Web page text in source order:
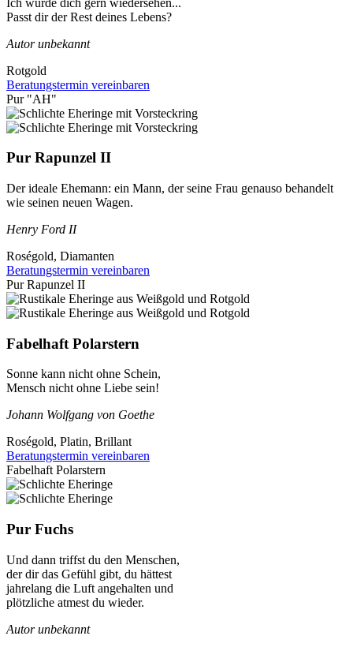
Passt dir der Rest deines Lebens?
Autor unbekannt
Rotgold
Beratungstermin vereinbaren
Pur "AH"
Pur Rapunzel II
Der ideale Ehemann: ein Mann, der seine Frau genauso behandelt
wie seinen neuen Wagen.
Henry Ford II
Roségold, Diamanten
Beratungstermin vereinbaren
Pur Rapunzel II
Fabelhaft Polarstern
Sonne kann nicht ohne Schein,
Mensch nicht ohne Liebe sein!
Johann Wolfgang von Goethe
Roségold, Platin, Brillant
Beratungstermin vereinbaren
Fabelhaft Polarstern
Pur Fuchs
Und dann triffst du den Menschen,
der dir das Gefühl gibt, du hättest
jahrelang die Luft angehalten und
plötzliche atmest du wieder.
Autor unbekannt